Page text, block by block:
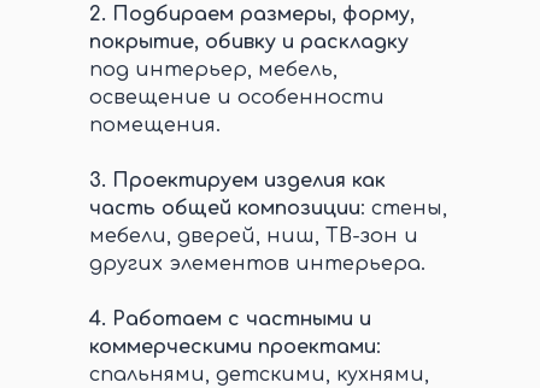
2. Подбираем размеры, форму,
покрытие, обивку и раскладку
под интерьер, мебель,
освещение и особенности
помещения.
3. Проектируем изделия как
часть общей композиции: стены,
мебели, дверей, ниш, ТВ-зон и
других элементов интерьера.
4. Работаем с частными и
коммерческими проектами:
спальнями, детскими, кухнями,